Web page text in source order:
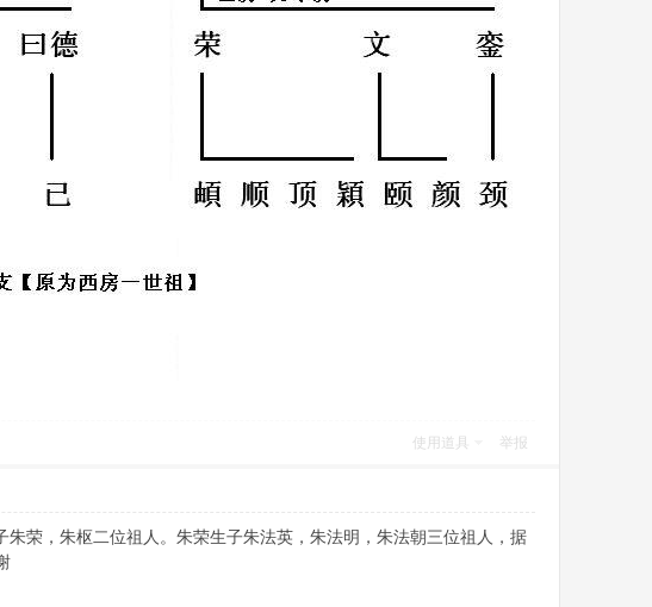
使用道具 举报
荣，朱枢二位祖人。朱荣生子朱法英，朱法明，朱法朝三位祖人，据